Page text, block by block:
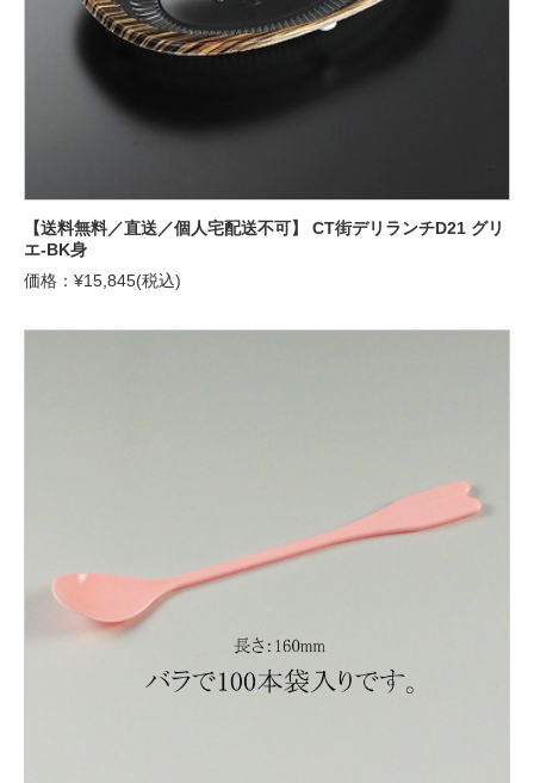
【送料無料／直送／個人宅配送不可】 CT街デリランチD21 グリ
エ-BK身
価格：¥15,845(税込)